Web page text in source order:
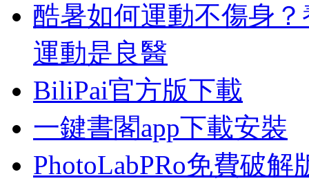
酷暑如何運動不傷身
運動是良醫
BiliPai官方版下載
一鍵書閣app下載安裝
PhotoLabPRo免費破解